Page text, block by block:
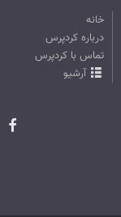
خانه
درباره کردپرس
تماس با کردپرس
آرشیو